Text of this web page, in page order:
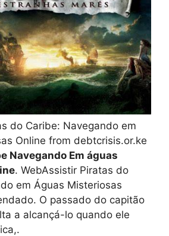
do Caribe: Navegando em
Online from debtcrisis.or.ke
Navegando Em águas
. WebAssistir Piratas do
em Águas Misteriosas
O passado do capitão
a alcançá-lo quando ele